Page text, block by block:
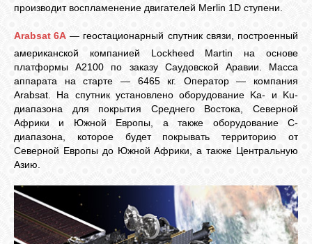
производит воспламенение двигателей Merlin 1D ступени.
Arabsat 6A — геостационарный спутник связи, построенный
американской компанией Lockheed Martin на основе
платформы А2100 по заказу Саудовской Аравии. Масса
аппарата на старте — 6465 кг. Оператор — компания
Arabsat. На спутник установлено оборудование Ka- и Ku-
диапазона для покрытия Среднего Востока, Северной
Африки и Южной Европы, а также оборудование C-
диапазона, которое будет покрывать территорию от
Северной Европы до Южной Африки, а также Центральную
Азию.